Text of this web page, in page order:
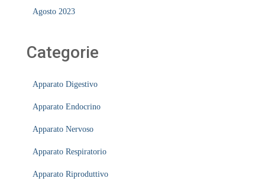
Agosto 2023
Categorie
Apparato Digestivo
Apparato Endocrino
Apparato Nervoso
Apparato Respiratorio
Apparato Riproduttivo